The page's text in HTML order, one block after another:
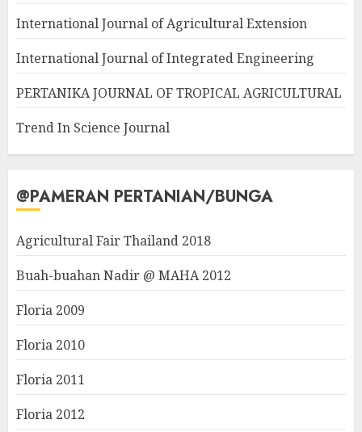
International Journal of Agricultural Extension
International Journal of Integrated Engineering
PERTANIKA JOURNAL OF TROPICAL AGRICULTURAL
Trend In Science Journal
@PAMERAN PERTANIAN/BUNGA
Agricultural Fair Thailand 2018
Buah-buahan Nadir @ MAHA 2012
Floria 2009
Floria 2010
Floria 2011
Floria 2012